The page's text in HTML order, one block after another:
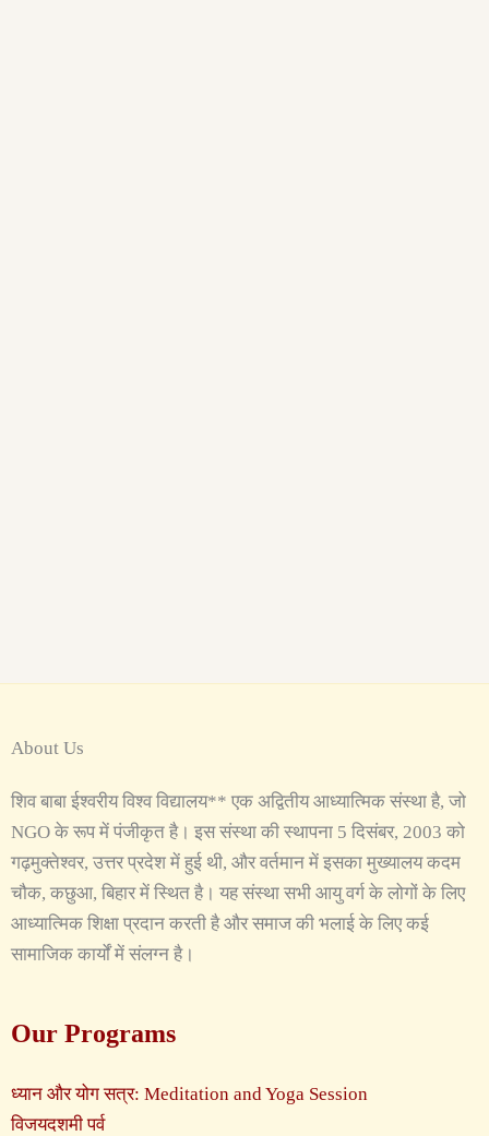
About Us
शिव बाबा ईश्वरीय विश्व विद्यालय** एक अद्वितीय आध्यात्मिक संस्था है, जो
NGO के रूप में पंजीकृत है। इस संस्था की स्थापना 5 दिसंबर, 2003 को
गढ़मुक्तेश्वर, उत्तर प्रदेश में हुई थी, और वर्तमान में इसका मुख्यालय कदम
चौक, कछुआ, बिहार में स्थित है। यह संस्था सभी आयु वर्ग के लोगों के लिए
आध्यात्मिक शिक्षा प्रदान करती है और समाज की भलाई के लिए कई
सामाजिक कार्यों में संलग्न है।
Our Programs
ध्यान और योग सत्र: Meditation and Yoga Session
विजयदशमी पर्व